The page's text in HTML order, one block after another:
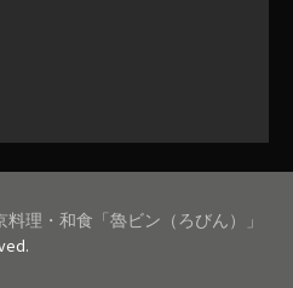
理・和食「魯ビン（ろびん）」